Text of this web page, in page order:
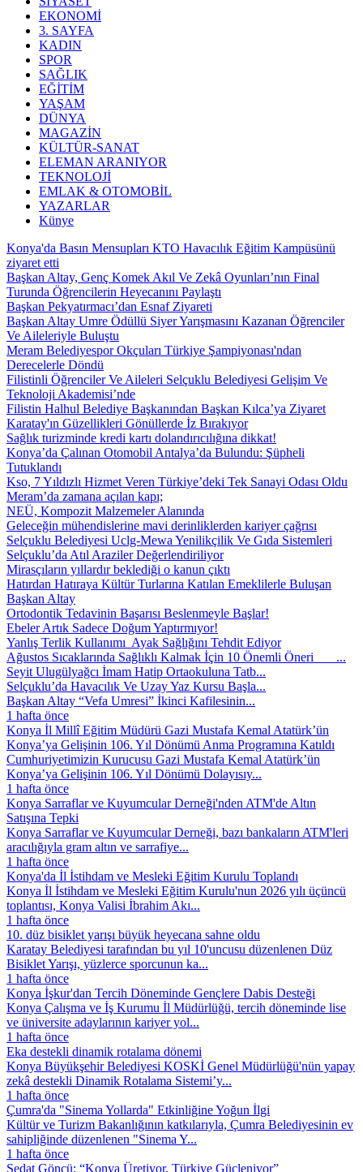
EKONOMİ
3. SAYFA
KADIN
SPOR
SAĞLIK
EĞİTİM
YAŞAM
DÜNYA
MAGAZİN
KÜLTÜR-SANAT
ELEMAN ARANIYOR
TEKNOLOJİ
EMLAK & OTOMOBİL
YAZARLAR
Künye
Konya'da Basın Mensupları KTO Havacılık Eğitim Kampüsünü
ziyaret etti
Başkan Altay, Genç Komek Akıl Ve Zekâ Oyunları’nın Final
Turunda Öğrencilerin Heyecanını Paylaştı
Başkan Pekyatırmacı’dan Esnaf Ziyareti
Başkan Altay Umre Ödüllü Siyer Yarışmasını Kazanan Öğrenciler
Ve Aileleriyle Buluştu
Meram Belediyespor Okçuları Türkiye Şampiyonası'ndan
Derecelerle Döndü
Filistinli Öğrenciler Ve Aileleri Selçuklu Belediyesi Gelişim Ve
Teknoloji Akademisi’nde
Filistin Halhul Belediye Başkanından Başkan Kılca’ya Ziyaret
Karatay'ın Güzellikleri Gönüllerde İz Bırakıyor
Sağlık turizminde kredi kartı dolandırıcılığına dikkat!
Konya’da Çalınan Otomobil Antalya’da Bulundu: Şüpheli
Tutuklandı
Kso, 7 Yıldızlı Hizmet Veren Türkiye’deki Tek Sanayi Odası Oldu
Meram’da zamana açılan kapı;
NEÜ, Kompozit Malzemeler Alanında
Geleceğin mühendislerine mavi derinliklerden kariyer çağrısı
Selçuklu Belediyesi Uclg-Mewa Yenilikçilik Ve Gıda Sistemleri
Selçuklu’da Atıl Araziler Değerlendiriliyor
Mirasçıların yıllardır beklediği o kanun çıktı
Hatırdan Hatıraya Kültür Turlarına Katılan Emeklilerle Buluşan
Başkan Altay
Ortodontik Tedavinin Başarısı Beslenmeyle Başlar!
Ebeler Artık Sadece Doğum Yaptırmıyor!
Yanlış Terlik Kullanımı Ayak Sağlığını Tehdit Ediyor
Ağustos Sıcaklarında Sağlıklı Kalmak İçin 10 Önemli Öneri ...
Seyit Ulugülyağcı İmam Hatip Ortaokuluna Tatb...
Selçuklu’da Havacılık Ve Uzay Yaz Kursu Başla...
Başkan Altay “Vefa Umresi” İkinci Kafilesinin...
1 hafta önce
Konya İl Millî Eğitim Müdürü Gazi Mustafa Kemal Atatürk’ün
Konya’ya Gelişinin 106. Yıl Dönümü Anma Programına Katıldı
Cumhuriyetimizin Kurucusu Gazi Mustafa Kemal Atatürk’ün
Konya’ya Gelişinin 106. Yıl Dönümü Dolayısıy...
1 hafta önce
Konya Sarraflar ve Kuyumcular Derneği'nden ATM'de Altın
Satışına Tepki
Konya Sarraflar ve Kuyumcular Derneği, bazı bankaların ATM'leri
aracılığıyla gram altın ve sarrafiye...
1 hafta önce
Konya'da İl İstihdam ve Mesleki Eğitim Kurulu Toplandı
Konya İl İstihdam ve Mesleki Eğitim Kurulu'nun 2026 yılı üçüncü
toplantısı, Konya Valisi İbrahim Akı...
1 hafta önce
10. düz bisiklet yarışı büyük heyecana sahne oldu
Karatay Belediyesi tarafından bu yıl 10'uncusu düzenlenen Düz
Bisiklet Yarışı, yüzlerce sporcunun ka...
1 hafta önce
Konya İşkur'dan Tercih Döneminde Gençlere Dabis Desteği
Konya Çalışma ve İş Kurumu İl Müdürlüğü, tercih döneminde lise
ve üniversite adaylarının kariyer yol...
1 hafta önce
Eka destekli dinamik rotalama dönemi
Konya Büyükşehir Belediyesi KOSKİ Genel Müdürlüğü'nün yapay
zekâ destekli Dinamik Rotalama Sistemi’y...
1 hafta önce
Çumra'da "Sinema Yollarda" Etkinliğine Yoğun İlgi
Kültür ve Turizm Bakanlığının katkılarıyla, Çumra Belediyesinin ev
sahipliğinde düzenlenen "Sinema Y...
1 hafta önce
Sedat Göncü: “Konya Üretiyor, Türkiye Güçleniyor”